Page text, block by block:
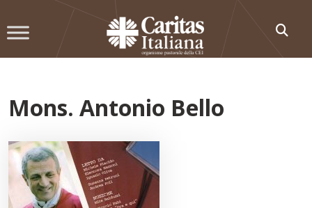
to
Mons. Antonio Bello